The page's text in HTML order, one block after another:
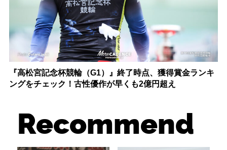
『高松宮記念杯競輪（G1）』終了時点、獲得賞金ランキ
ングをチェック！古性優作が早くも2億円超え
Recommend